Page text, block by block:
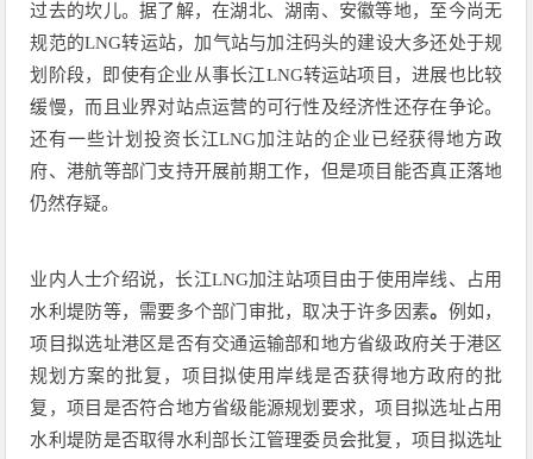
过去的坎儿。据了解，在湖北、湖南、安徽等地，至今尚无
规范的LNG转运站，加气站与加注码头的建设大多还处于规
划阶段，即使有企业从事长江LNG转运站项目，进展也比较
缓慢，而且业界对站点运营的可行性及经济性还存在争论。
还有一些计划投资长江LNG加注站的企业已经获得地方政
府、港航等部门支持开展前期工作，但是项目能否真正落地
仍然存疑。
业内人士介绍说，长江LNG加注站项目由于使用岸线、占用
水利堤防等，需要多个部门审批，取决于许多因素。 例如，
项目拟选址港区是否有交通运输部和地方省级政府关于港区
规划方案的批复，项目拟使用岸线是否获得地方政府的批
复，项目是否符合地方省级能源规划要求，项目拟选址占用
水利堤防是否取得水利部长江管理委员会批复，项目拟选址